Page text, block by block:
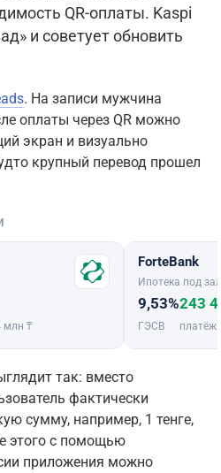
QR-оплаты. Kaspi
и советует обновить
. На записи мужчина
оплаты через QR можно
экран и визуально
крупный перевод прошел
млн ₸
ForteBank
Ипотека под
9,53%
ГЭСВ
243
платёж
так: вместо
фактически
сумму, например, 1 тенге,
этого с помощью
приложения можно